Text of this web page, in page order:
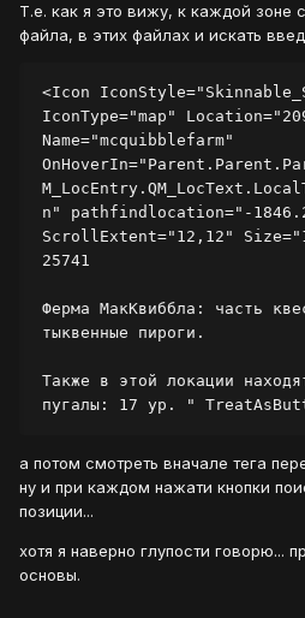
Т.е. как я это вижу, к каждой зоне
файла, в этих файлах и искать
<Icon
IconType="map"
Name="mcquibblefarm"
n" pathfindlocation="-
ScrollExtent="12,12"
25741
Ферма МакКвиббла: часть
тыквенные пироги.
Также в этой локации
пугалы: 17 ур. "
а потом смотреть вначале тега
ну и при каждом нажати кнопки
позиции...
хотя я наверно глупости говорю...
основы.